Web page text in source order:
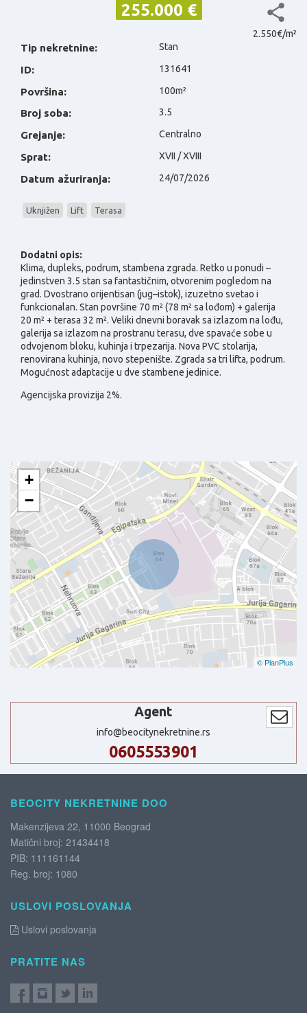
255.000 €
2.550€/m²
Tip nekretnine: Stan
ID: 131641
Površina: 100m²
Broj soba: 3.5
Grejanje: Centralno
Sprat: XVII / XVIII
Datum ažuriranja: 24/07/2026
Uknjižen Lift Terasa
Dodatni opis:
Klima, dupleks, podrum, stambena zgrada. Retko u ponudi –
jedinstven 3.5 stan sa fantastičnim, otvorenim pogledom na
grad. Dvostrano orijentisan (jug–istok), izuzetno svetao i
funkcionalan. Stan površine 70 m² (78 m² sa lođom) + galerija
20 m² + terasa 32 m². Veliki dnevni boravak sa izlazom na lođu,
galerija sa izlazom na prostranu terasu, dve spavaće sobe u
odvojenom bloku, kuhinja i trpezarija. Nova PVC stolarija,
renovirana kuhinja, novo stepenište. Zgrada sa tri lifta, podrum.
Mogućnost adaptacije u dve stambene jedinice.
Agencijska provizija 2%.
+
−
© PlanPlus
Agent
info@beocitynekretnine.rs
0605553901
BEOCITY NEKRETNINE DOO
Makenzijeva 22, 11000 Beograd
Matični broj: 21434418
PIB: 111161144
Reg. broj: 1080
USLOVI POSLOVANJA
Uslovi poslovanja
PRATITE NAS